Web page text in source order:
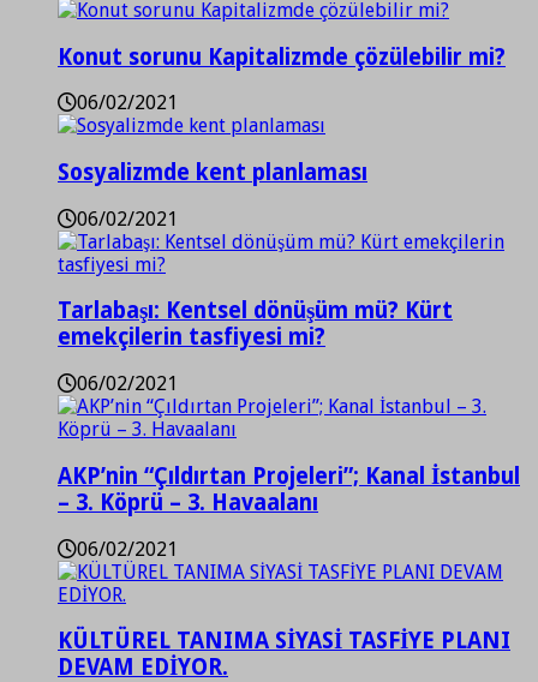
Konut sorunu Kapitalizmde çözülebilir mi?
06/02/2021
Sosyalizmde kent planlaması
06/02/2021
Tarlabaşı: Kentsel dönüşüm mü? Kürt
emekçilerin tasfiyesi mi?
06/02/2021
AKP’nin “Çıldırtan Projeleri”; Kanal İstanbul
– 3. Köprü – 3. Havaalanı
06/02/2021
KÜLTÜREL TANIMA SİYASİ TASFİYE PLANI
DEVAM EDİYOR.